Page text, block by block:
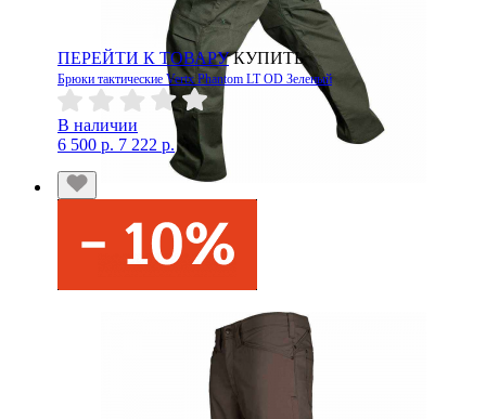
ПЕРЕЙТИ К ТОВАРУ КУПИТЬ
Брюки тактические Vertx Phantom LT OD Зеленый
В наличии
6 500 р. 7 222 р.